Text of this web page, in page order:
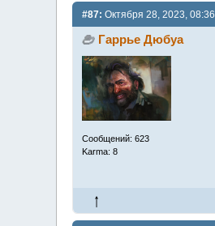
#87: Октября 28, 2023,
Гаррье Дюбуа
Сообщений: 623
Karma: 8